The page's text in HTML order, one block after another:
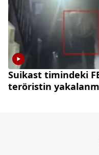
Suikast timindeki
teröristin